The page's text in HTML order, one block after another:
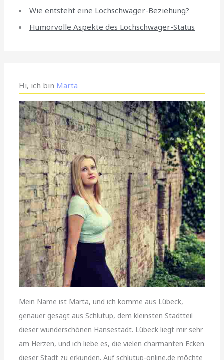
Wie entsteht eine Lochschwager-Beziehung?
Humorvolle Aspekte des Lochschwager-Status
Hi, ich bin Marta
Mein Name ist Marta, und ich komme aus Lübeck,
genauer gesagt aus Schlutup, dem kleinsten Stadtteil
dieser wunderschönen Hansestadt. Lübeck liegt mir sehr
am Herzen, und ich liebe es, die vielen charmanten Ecken
dieser Stadt zu erkunden. Auf schlutup-online.de möchte